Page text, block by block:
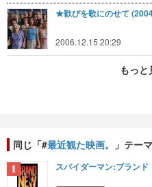
★歓びを歌にのせて
2006.12.15 20:29
もっと
同じ「#最近観た映画。 」テー
スパイダーマン:ブランド